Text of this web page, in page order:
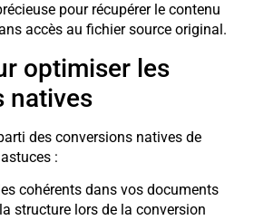
pour récupérer le contenu
accès au fichier source original.
optimiser les
natives
des conversions natives de
:
cohérents dans vos documents
structure lors de la conversion